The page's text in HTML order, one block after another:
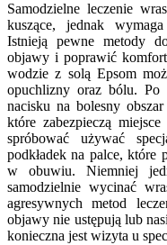
Samodzielne leczenie
kuszące, jednak
Istnieją pewne metody
objawy i poprawić
wodzie z solą Epsom
opuchlizny oraz bólu. Po
nacisku na bolesny
które zabezpieczą
spróbować używać
podkładek na palce, które
w obuwiu. Niemniej
samodzielnie wycinać
agresywnych metod
objawy nie ustępują lub
konieczna jest wizyta u